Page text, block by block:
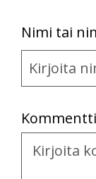
Nimi tai
Kommentti